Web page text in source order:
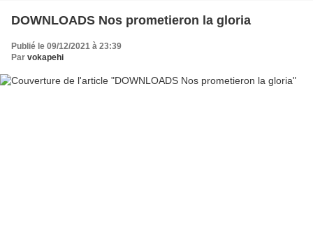
DOWNLOADS Nos prometieron la gloria
Publié le 09/12/2021 à 23:39
Par vokapehi